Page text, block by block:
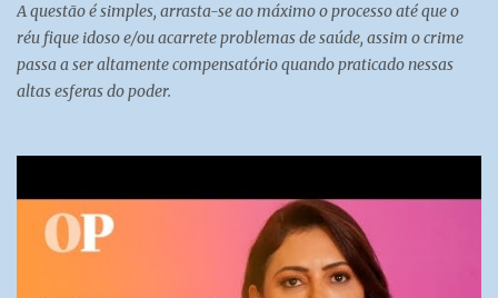
A questão é simples, arrasta-se ao máximo o processo até que o
réu fique idoso e/ou acarrete problemas de saúde, assim o crime
passa a ser altamente compensatório quando praticado nessas
altas esferas do poder.